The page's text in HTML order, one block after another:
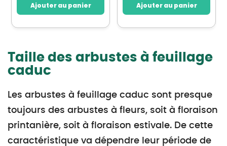
Ajouter au panier Ajouter au panier
Taille des arbustes à feuillage
caduc
Les arbustes à feuillage caduc sont presque
toujours des arbustes à fleurs, soit à floraison
printanière, soit à floraison estivale. De cette
caractéristique va dépendre leur période de